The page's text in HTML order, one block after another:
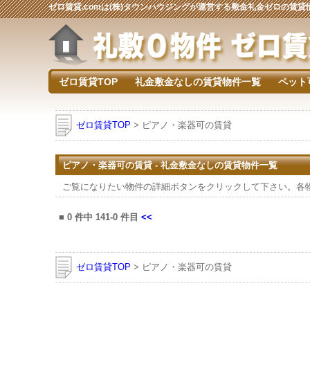
ゼロ賃貸.comは(株)タウンハウジングが運営する敷金礼金ゼロの賃貸
ゼロ賃貸TOP 礼金敷金なしの賃貸物件一覧 ペット
ゼロ賃貸TOP > ピアノ・楽器可の賃貸
ピアノ・楽器可の賃貸 - 礼金敷金なしの賃貸物件一覧
ご覧になりたい物件の詳細ボタンをクリックして下さい。各
■ 0 件中 141-0 件目 <<
ゼロ賃貸TOP > ピアノ・楽器可の賃貸